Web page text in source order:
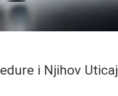
i Njihov Uticaj